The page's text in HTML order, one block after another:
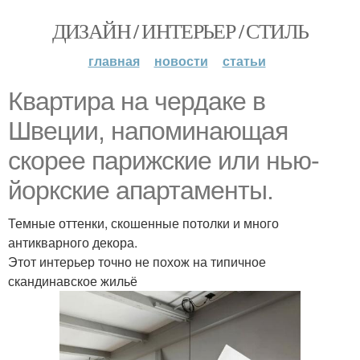
ДИЗАЙН / ИНТЕРЬЕР / СТИЛЬ
главная новости статьи
Квартира на чердаке в
Швеции, напоминающая
скорее парижские или нью-
йоркские апартаменты.
Темные оттенки, скошенные потолки и много
антикварного декора.
Этот интерьер точно не похож на типичное
скандинавское жильё